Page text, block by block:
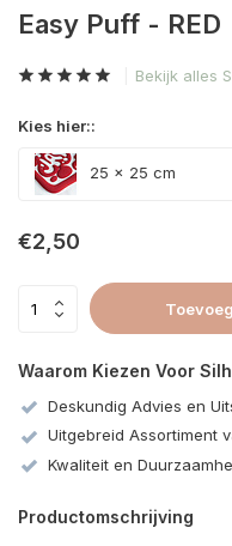
Easy Puff - RED
Bekijk alles
Kies hier::
25 x 25 cm
€2,50
Waarom Kiezen Voor
Deskundig Advies en
Uitgebreid Assortiment
Kwaliteit en
Productomschrijving